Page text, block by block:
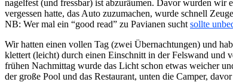
nagelfest (und fressbar) ist abzuräumen. Davor wurden
vergessen hatte, das Auto zuzumachen, wurde schnell
NB: Wer mal ein “good read” zu Pavianen sucht sollte
Wir hatten einen vollen Tag (zwei Übernachtungen) und
klettert (leicht) durch einen Einschnitt in der Felswand und
frühen Nachmittag wurde das Licht schon etwas weicher
der große Pool und das Restaurant, unten die Camper,